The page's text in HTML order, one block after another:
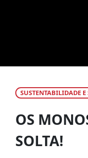
SUSTENTABILIDADE
OS
SOLTA!